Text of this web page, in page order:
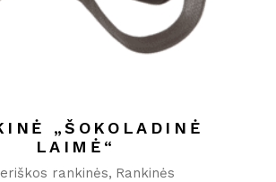
„ŠOKOLADINĖ
LAIMĖ“
rankinės Rankinės